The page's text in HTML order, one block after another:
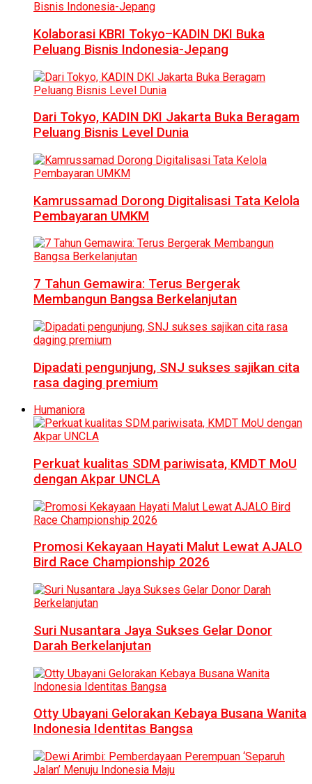
Kolaborasi KBRI Tokyo–KADIN DKI Buka
Peluang Bisnis Indonesia-Jepang
Dari Tokyo, KADIN DKI Jakarta Buka Beragam
Peluang Bisnis Level Dunia
Kamrussamad Dorong Digitalisasi Tata Kelola
Pembayaran UMKM
7 Tahun Gemawira: Terus Bergerak
Membangun Bangsa Berkelanjutan
Dipadati pengunjung, SNJ sukses sajikan cita
rasa daging premium
Humaniora
Perkuat kualitas SDM pariwisata, KMDT MoU
dengan Akpar UNCLA
Promosi Kekayaan Hayati Malut Lewat AJALO
Bird Race Championship 2026
Suri Nusantara Jaya Sukses Gelar Donor
Darah Berkelanjutan
Otty Ubayani Gelorakan Kebaya Busana Wanita
Indonesia Identitas Bangsa